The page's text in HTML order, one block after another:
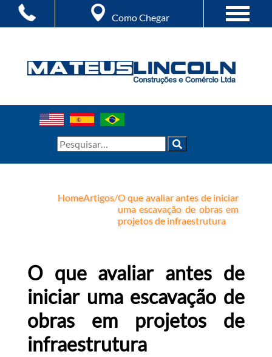
Como Chegar
HomeArtigos/O que avaliar antes de iniciar
uma escavação de obras em
projetos de infraestrutura
O que avaliar antes de
iniciar uma escavação de
obras em projetos de
infraestrutura